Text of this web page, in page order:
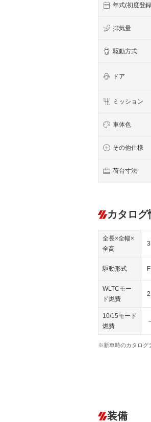
年式(初度登
排気量
駆動方式
ドア
ミッション
車体色
その他仕様
荷台寸法
カタログ
全長×全幅×
全高
駆動形式
WLTCモー
ド燃費
10/15モード
燃費
－
※新車時のカタログ
装備